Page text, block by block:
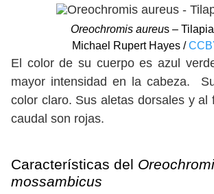
Oreochromis aureus – Tilapia
Michael Rupert Hayes /
El color de su cuerpo es azul
mayor intensidad en la cabeza.
color claro. Sus aletas dorsales y al
caudal son rojas.
Características del
mossambicus